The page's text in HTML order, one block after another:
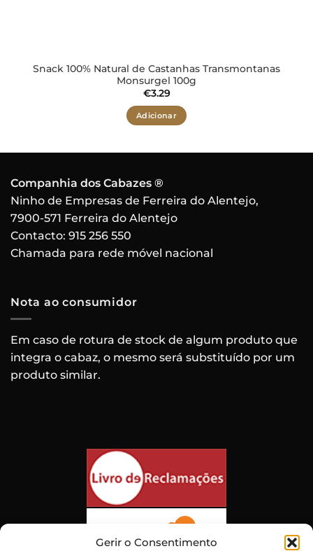
Gerir o Consentimento
Snack 100% Natural de Castanhas Transmontanas
Monsurgel 100g
€3.29
Adicionar
Companhia dos Cabazes ®
Ninho de Empresas de Ferreira do Alentejo,
7900-571 Ferreira do Alentejo
Contacto: 915 256 550
Chamada para rede móvel nacional
Nota ao consumidor
Em caso de rotura de stock de algum produto que
integra o cabaz, o mesmo será substituído por um
produto similar.